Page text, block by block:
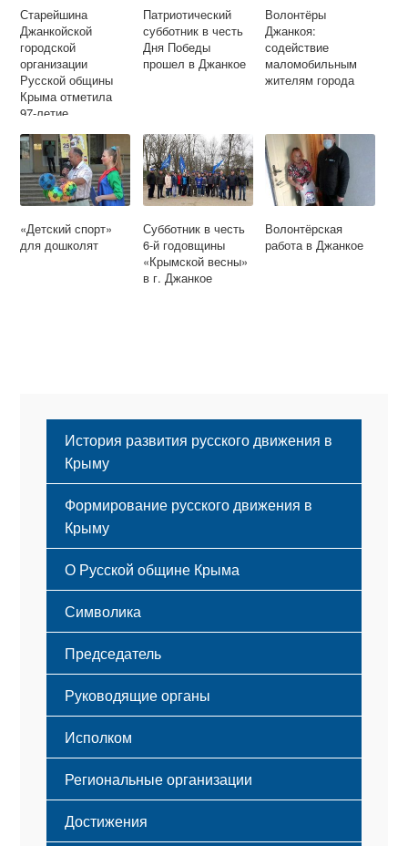
Старейшина
Джанкойской
городской
организации
Русской общины
Крыма отметила
97-летие
Патриотический
субботник в честь
Дня Победы
прошел в Джанкое
Волонтёры
Джанкоя:
содействие
маломобильным
жителям города
«Детский спорт»
для дошколят
Субботник в честь
6-й годовщины
«Крымской весны»
в г. Джанкое
Волонтёрская
работа в Джанкое
История развития русского движения в
Крыму
Формирование русского движения в
Крыму
Русский Крым
О Русской общине Крыма
Этапы становления
Принципы деятельности
Структура
Мероприятия
Символика
Флаг
Герб
Гимн
Председатель
Руководящие органы
Исполком
Региональные организации
Достижения